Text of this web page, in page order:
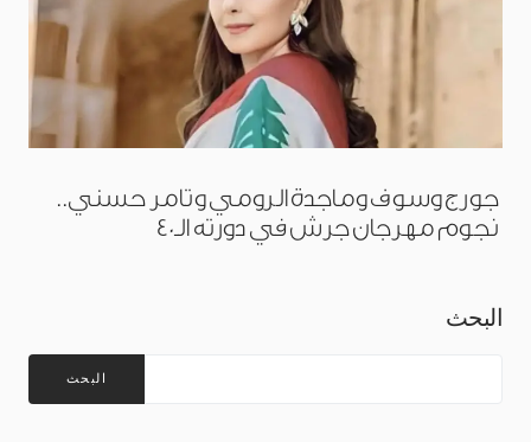
جورج وسوف وماجدة الرومي وتامر حسني..
نجوم مهرجان جرش في دورته الـ40
البحث
البحث